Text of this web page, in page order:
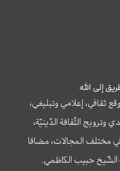
إلى الله
ثقافي، إعلامي وتبليغي،
الثّقافة الدّينيّة،
مختلف المجالات، مضافا
حبيب الكاظمي.